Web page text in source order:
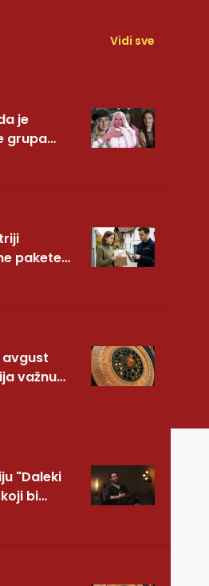
Vidi sve
je
grupa
je naša!
pakete
avgust
važnu
iz
"Daleki
bi